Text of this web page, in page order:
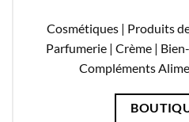
Cosmétiques | Produits
Parfumerie | Crème |
Compléments